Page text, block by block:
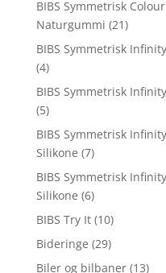
BIBS Symmetrisk
Naturgummi (21)
BIBS Symmetrisk
(4)
BIBS Symmetrisk
(5)
BIBS Symmetrisk
Silikone (7)
BIBS Symmetrisk
Silikone (6)
BIBS Try It (10)
Bideringe (29)
Biler og bilbaner (13)